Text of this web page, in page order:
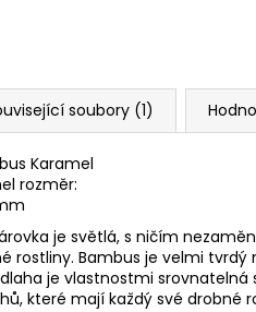
soubory (1)
Karamel
rozměr:
je světlá, s ničím
rostliny. Bambus je velmi
je vlastnostmi
které mají každý své drobné